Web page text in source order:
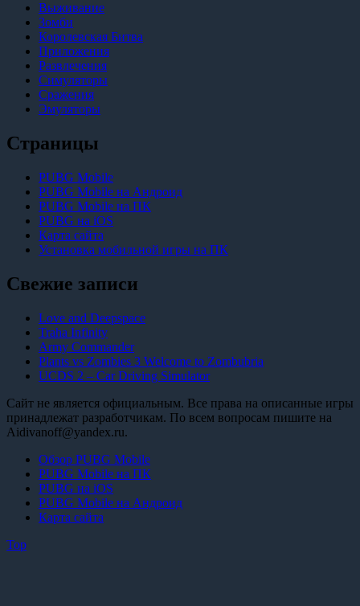
Выживание
Зомби
Королевская Битва
Приложения
Развлечения
Симуляторы
Сражения
Эмуляторы
Страницы
PUBG Mobile
PUBG Mobile на Андроид
PUBG Mobile на ПК
PUBG на iOS
Карта сайта
Установка мобильной игры на ПК
Свежие записи
Love and Deepspace
Traha Infinity
Army Commander
Plants vs Zombies 3 Welcome to Zombubria
UCDS 2 – Car Driving Simulator
Сайт не является официальным. Все права на описанные игры
принадлежат разработчикам. По всем вопросам пишите на
Aidivanoff@yandex.ru.
Обзор PUBG Mobile
PUBG Mobile на ПК
PUBG на iOS
PUBG Mobile на Андроид
Карта сайта
Top